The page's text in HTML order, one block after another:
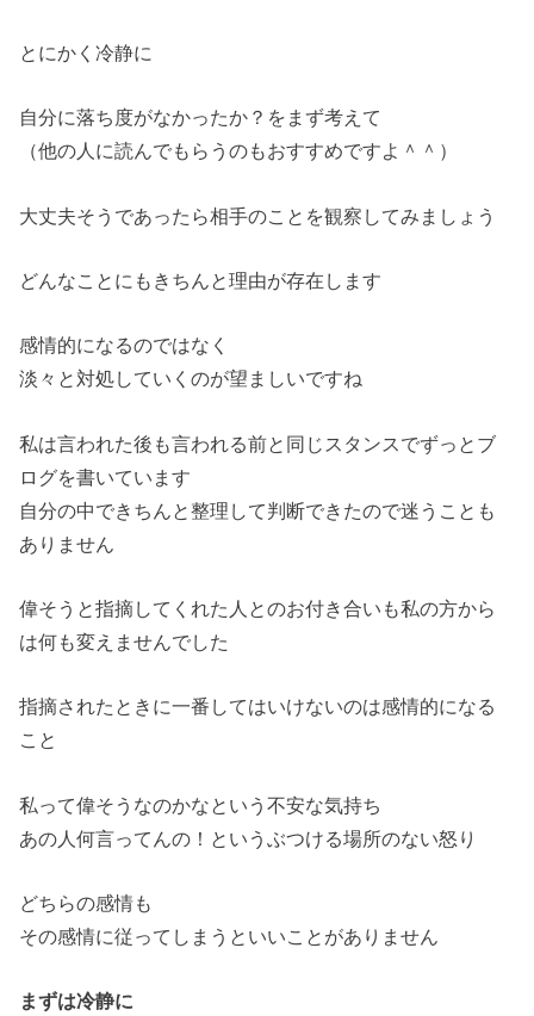
とにかく冷静に
自分に落ち度がなかったか？をまず考えて
（他の人に読んでもらうのもおすすめですよ＾＾）
大丈夫そうであったら相手のことを観察してみましょう
どんなことにもきちんと理由が存在します
感情的になるのではなく
淡々と対処していくのが望ましいですね
私は言われた後も言われる前と同じスタンスでずっとブ
ログを書いています
自分の中できちんと整理して判断できたので迷うことも
ありません
偉そうと指摘してくれた人とのお付き合いも私の方から
は何も変えませんでした
指摘されたときに一番してはいけないのは感情的になる
こと
私って偉そうなのかなという不安な気持ち
あの人何言ってんの！というぶつける場所のない怒り
どちらの感情も
その感情に従ってしまうといいことがありません
まずは冷静に